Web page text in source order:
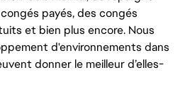
payés, des congés
et bien plus encore. Nous
d'environnements dans
donner le meilleur d’elles-